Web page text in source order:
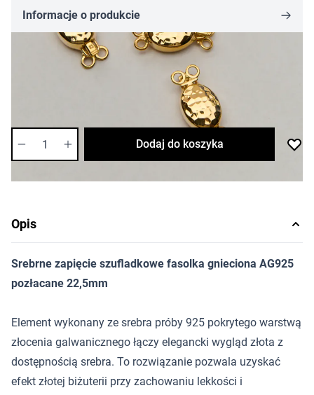
Informacje o produkcie
157,55 zł
Dostępność:
Dodaj do koszyka
Opis
Srebrne zapięcie szufladkowe fasolka gnieciona AG925
pozłacane 22,5mm
Element wykonany ze srebra próby 925 pokrytego warstwą
złocenia galwanicznego łączy elegancki wygląd złota z
dostępnością srebra. To rozwiązanie pozwala uzyskać
efekt złotej biżuterii przy zachowaniu lekkości i